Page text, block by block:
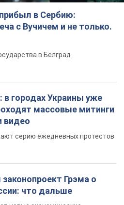
в Сербию:
с Вучичем и не только.
в Белград
в городах Украины уже
массовые митинги
видео
серию ежедневных протестов
Грэма о
что дальше